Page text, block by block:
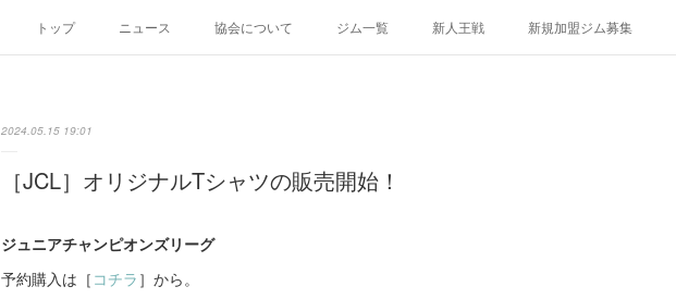
トップ ニュース 協会について ジム一覧 新人王戦 新規加盟ジム募集
2024.05.15 19:01
［JCL］オリジナルTシャツの販売開始！
ジュニアチャンピオンズリーグ
予約購入は［ コチラ ］から。